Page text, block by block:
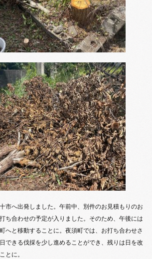
市へ出発しました。午前中、別件のお見積もりのお
ち合わせの予定が入りました。そのため、午後には
へと移動することに。夜須町では、お打ち合わせさ
できる伐採を少し進めることができ、残りは日を改
とに。